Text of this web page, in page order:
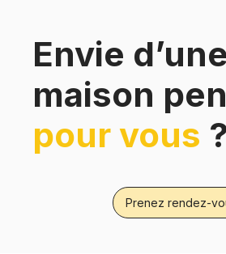
Envie d’une
maison
pour vous ?
Prenez rendez-